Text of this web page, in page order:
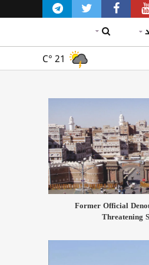
C° 21
Former Official
Threatening